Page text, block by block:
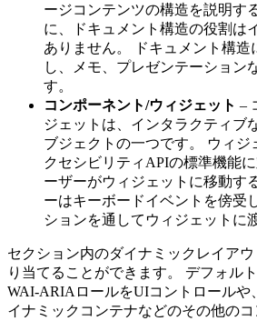
ージコンテンツの構造を説明す
に、ドキュメント構造の役割は
ありません。 ドキュメント構造
し、メモ、プレゼンテーション
す。
コンポーネント/ウィジェット –
ジェットは、インタラクティブ
ブジェクトの一つです。 ウィジ
クセシビリティAPIの標準機能
ーザーがウィジェットに移動す
ーはキーボードイベントを傍受
ションを通してウィジェットに
セクション内のダイナミックレイア
り当てることができます。 デフォル
WAI-ARIAロールをUIコントロールや
イナミックコンテナなどのその他の